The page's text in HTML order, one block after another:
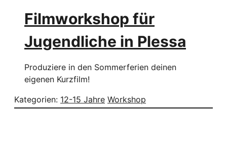
Filmworkshop für
Jugendliche in Plessa
Produziere in den Sommerferien deinen
eigenen Kurzfilm!
Kategorien: 12-15 Jahre Workshop